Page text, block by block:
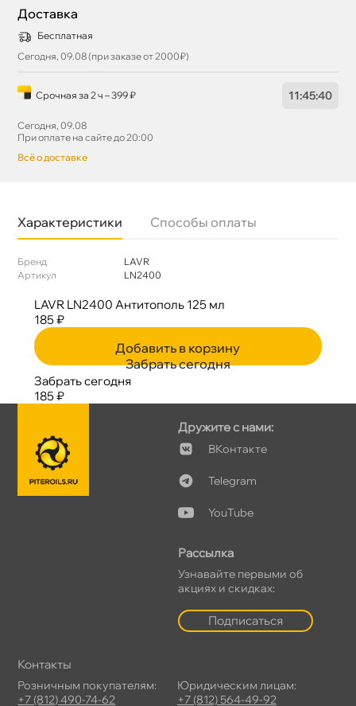
Доставка
Бесплатная
Сегодня, 09.08 (при заказе от 2000₽)
Срочная за 2 ч – 399 ₽ 11:45:40
Сегодня, 09.08
При оплате на сайте до 20:00
сё о доставке
Характеристики Способы оплаты
Бренд
LAVR
Артикул
LN2400
LAVR LN2400 Антитополь 125 мл
185 ₽
Добавить в корзину
Забрать сегодня
Забрать сегодня
185 ₽
Дружите с нами:
Контакте
Telegram
YouTube
Рассылка
Узнавайте первыми о
акциях и скидках:
Подписаться
Контакты
Розничным покупателям:
+7 (812) 490-74-62
Юридическим лицам:
+7 (812) 564-49-92